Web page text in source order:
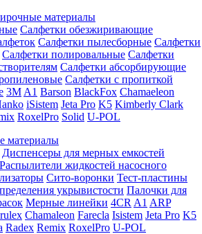
материалы
Салфетки обезжиривающие
Салфетки пылесборные Салфетки
Салфетки полировальные Салфетки
Салфетки абсорбирующие
Салфетки с пропиткой
3M A1 Barson BlackFox Chamaeleon
iSistem Jeta Pro K5 Kimberly Clark
RoxelPro Solid U-POL
материалы
Диспенсеры для мерных емкостей
Распылители жидкостей насосного
Сито-воронки Тест-пластины
укрывистости Палочки для
Мерные линейки 4CR A1 ARP
Chamaleon Farecla Isistem Jeta Pro K5
Radex Remix RoxelPro U-POL